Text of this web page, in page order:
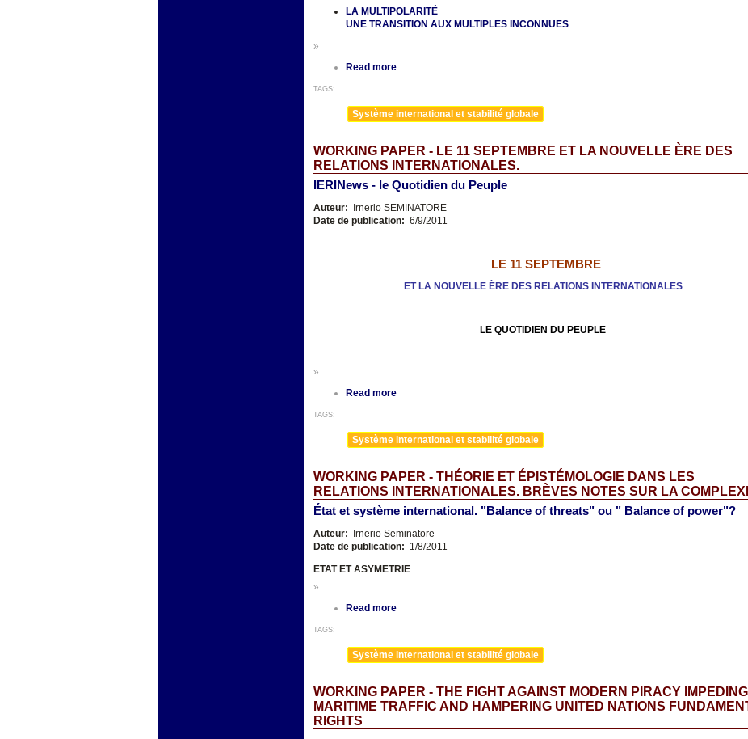
LA MULTIPOLARITÉ
UNE TRANSITION AUX MULTIPLES INCONNUES
»
Read more
TAGS:
Système international et stabilité globale
WORKING PAPER - LE 11 SEPTEMBRE ET LA NOUVELLE ÈRE DES
RELATIONS INTERNATIONALES.
IERINews - le Quotidien du Peuple
Auteur: Irnerio SEMINATORE
Date de publication: 6/9/2011
LE 11 SEPTEMBRE
ET LA NOUVELLE ÈRE DES RELATIONS INTERNATIONALES
LE QUOTIDIEN DU PEUPLE
»
Read more
TAGS:
Système international et stabilité globale
WORKING PAPER - THÉORIE ET ÉPISTÉMOLOGIE DANS LES
RELATIONS INTERNATIONALES. BRÈVES NOTES SUR LA
État et système international. "Balance of threats" ou " Balance of power"?
Auteur:
Irnerio Seminatore
Date de publication: 1/8/2011
ETAT ET ASYMETRIE
»
Read more
TAGS:
Système international et stabilité globale
WORKING PAPER - THE FIGHT AGAINST MODERN PIRACY IMPEDING
MARITIME TRAFFIC AND HAMPERING UNITED NATIONS
RIGHTS